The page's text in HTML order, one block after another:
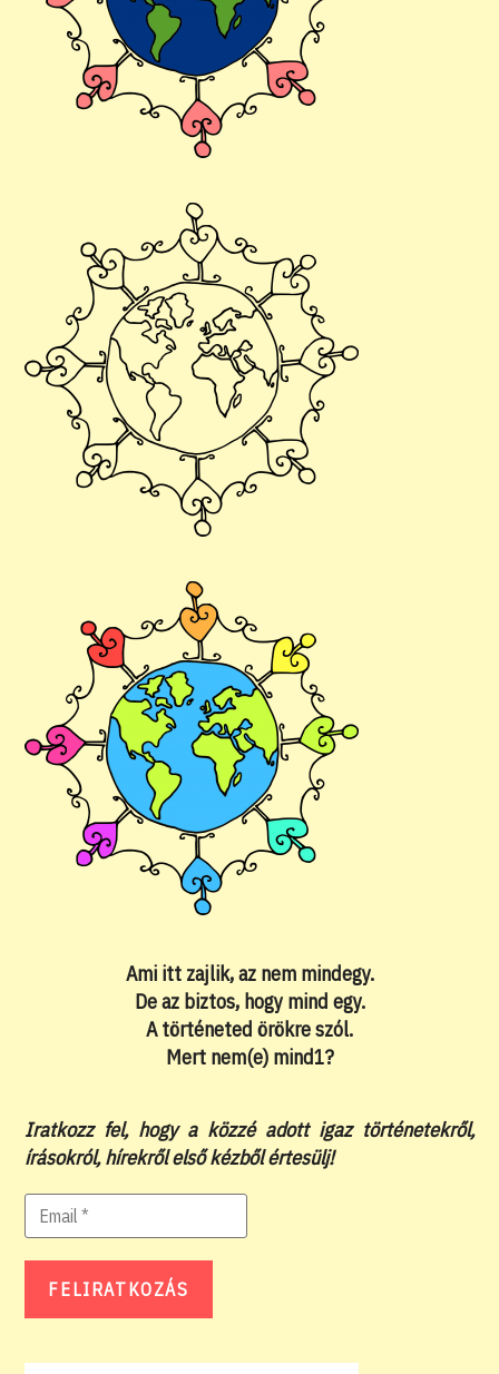
Ami itt zajlik, az nem mindegy.
De az biztos, hogy mind egy.
A történeted örökre szól.
Mert nem(e) mind1?
Iratkozz fel, hogy a közzé adott igaz történetekről,
írásokról, hírekről első kézből értesülj!